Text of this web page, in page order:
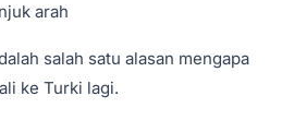
arah
salah satu alasan mengapa
ke Turki lagi.